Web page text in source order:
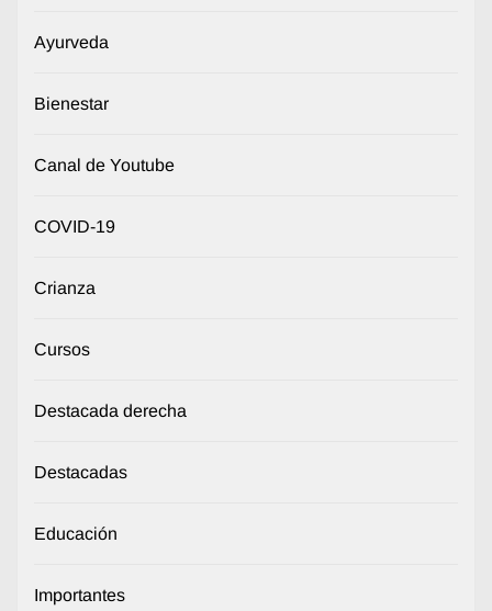
Ayurveda
Bienestar
Canal de Youtube
COVID-19
Crianza
Cursos
Destacada derecha
Destacadas
Educación
Importantes